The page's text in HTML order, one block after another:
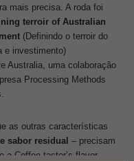
mais precisa. A roda foi
terroir of Australian
(Definindo o terroir do
e investimento)
Australia, uma colaboração
Processing Methods
as outras características
sabor residual – precisam
a Coffee taster’s flavor